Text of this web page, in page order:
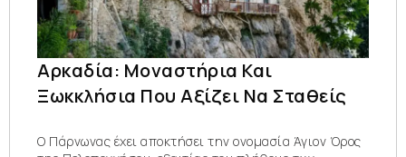
Αρκαδία: Μοναστήρια Και
Ξωκκλήσια Που Αξίζει Να Σταθείς
Ο Πάρνωνας έχει αποκτήσει την ονομασία Άγιον Όρος